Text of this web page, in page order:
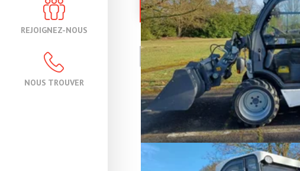
REJOIGNEZ-NOUS
NOUS TROUVER
Énergie Diesel